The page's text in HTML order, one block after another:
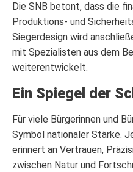
Die SNB betont, dass die
Produktions- und
Siegerdesign wird
mit Spezialisten aus dem
weiterentwickelt.
Ein Spiegel der
Für viele Bürgerinnen und
Symbol nationaler Stärke.
erinnert an Vertrauen,
zwischen Natur und